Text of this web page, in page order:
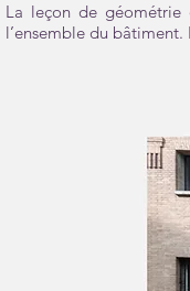
La leçon de géométrie
l’ensemble du bâtiment.